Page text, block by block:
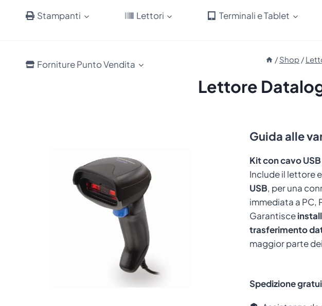
Stampanti Lettori Terminali e Tablet
Forniture Punto Vendita / Shop /
Lettore
Guida alle
Kit con cavo USB
Include il lettore
USB, per una
immediata a PC,
Garantisce
trasferimento
maggior parte
Spedizione